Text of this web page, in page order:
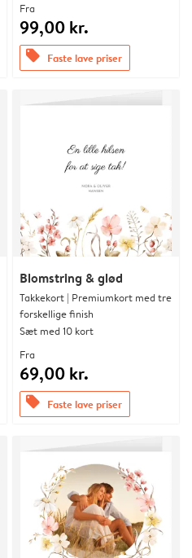
Fra
99,00 kr.
offers Faste lave priser
Blomstring & glød
Takkekort | Premiumkort med tre
forskellige finish
Sæt med 10 kort
Fra
69,00 kr.
offers Faste lave priser